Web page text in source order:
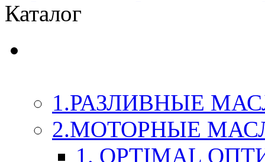
Каталог
1.РАЗЛИВНЫЕ
2.МОТОРНЫЕ
1. OPTIMAL